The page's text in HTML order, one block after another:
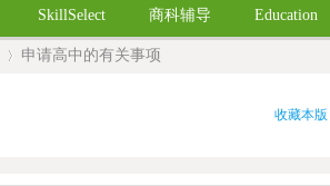
SkillSelect
商科辅导
Education
申请高中的有关事项
收藏本版